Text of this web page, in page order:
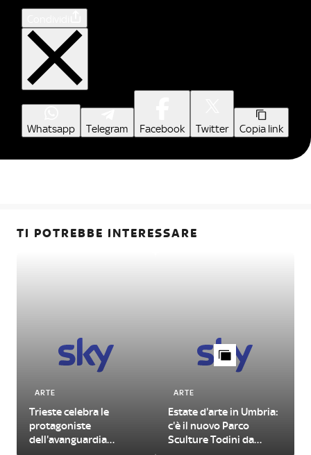
Whatsapp Telegram Facebook Twitter Copia link
TI POTREBBE INTERESSARE
ARTE
Trieste celebra le
protagoniste
dell'avanguardia
ARTE
Estate d'arte in Umbria:
c'è il nuovo Parco
Sculture Todini da